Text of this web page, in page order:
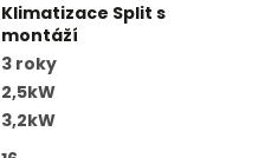
Klimatizace Split s
montáží
3 roky
2,5kW
3,2kW